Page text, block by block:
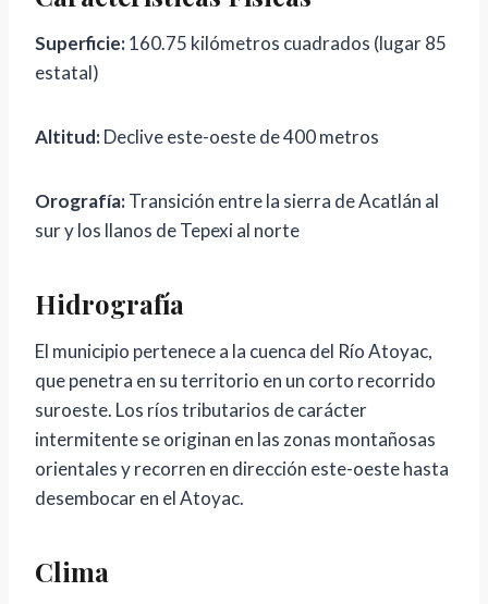
Superficie:160.75 kilómetros cuadrados (lugar 85
estatal)
Altitud:Declive este-oeste de 400 metros
Orografía:Transición entre la sierra de Acatlán al
sur y los llanos de Tepexi al norte
Hidrografía
El municipio pertenece a la cuenca del Río Atoyac,
que penetra en su territorio en un corto recorrido
suroeste. Los ríos tributarios de carácter
intermitente se originan en las zonas montañosas
orientales y recorren en dirección este-oeste hasta
desembocar en el Atoyac.
Clima